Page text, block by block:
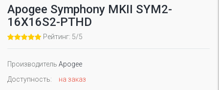
Apogee Symphony MKII SYM2-
16X16S2-PTHD
Рейтинг: 5/5
Производитель Apogee
Доступность:
на заказ